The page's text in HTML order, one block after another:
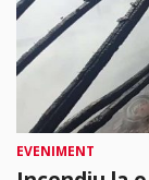
EVENIMENT